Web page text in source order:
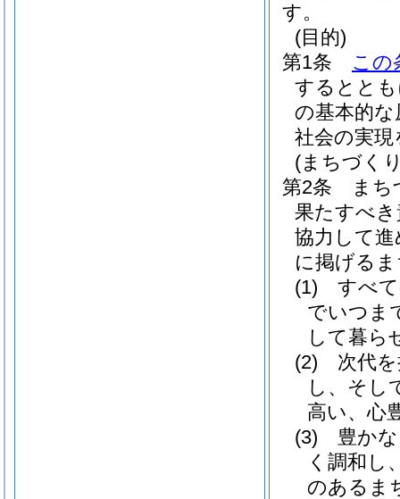
す。
(目的)
第1条
この
するとと
の基本的
社会の実
(まちづく
第2条
ま
果たすべ
協力して
に掲げる
(1)
すべ
でいつま
して暮ら
(2)
次代
し、そし
高い、心
(3)
豊か
く調和し
のあるま